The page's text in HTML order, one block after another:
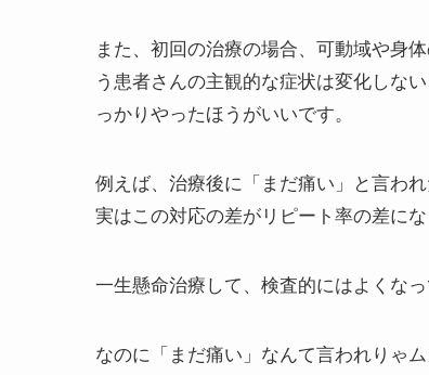
また、初回の治療の場合、可動域や身
う患者さんの主観的な症状は変化しな
っかりやったほうがいいです。
例えば、治療後に「まだ痛い」と言わ
実はこの対応の差がリピート率の差にな
一生懸命治療して、検査的にはよくな
なのに「まだ痛い」なんて言われりゃム